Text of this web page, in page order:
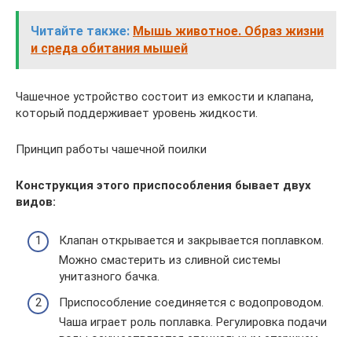
Читайте также: Мышь животное. Образ жизни
и среда обитания мышей
Чашечное устройство состоит из емкости и клапана,
который поддерживает уровень жидкости.
Принцип работы чашечной поилки
Конструкция этого приспособления бывает двух
видов:
Клапан открывается и закрывается поплавком.
Можно смастерить из сливной системы
унитазного бачка.
Приспособление соединяется с водопроводом.
Чаша играет роль поплавка. Регулировка подачи